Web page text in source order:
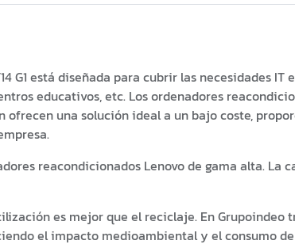
G1 está diseñada para cubrir las necesidades
educativos, etc. Los ordenadores
ofrecen una solución ideal a un bajo coste,
reacondicionados Lenovo de gama alta. La
es mejor que el reciclaje. En
el impacto medioambiental y el consumo